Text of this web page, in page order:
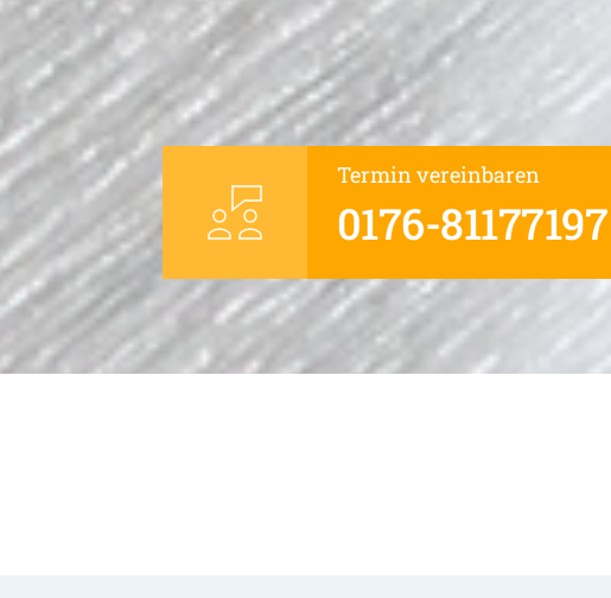
Termin vereinbaren
0176-81177197